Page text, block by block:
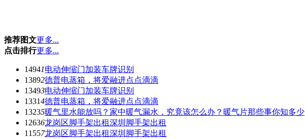
推荐图文更多...
点击排行更多...
14941电动伸缩门加装车牌识别
13892德普电蒸箱，将爱融进点点滴滴
13493电动伸缩门加装车牌识别
13314德普电蒸箱，将爱融进点点滴滴
13235暖气里水能放吗？家中暖气漏水，究竟该怎么办？暖气片那些事你知多少
12636龙岗区脚手架出租深圳脚手架出租
11557龙岗区脚手架出租深圳脚手架出租